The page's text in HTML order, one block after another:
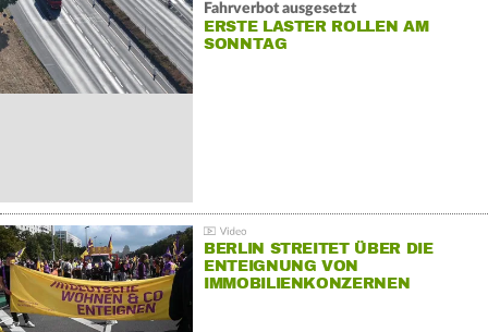
Fahrverbot ausgesetzt
ERSTE LASTER ROLLEN AM
SONNTAG
BERLIN STREITET ÜBER DIE
ENTEIGNUNG VON
IMMOBILIENKONZERNEN